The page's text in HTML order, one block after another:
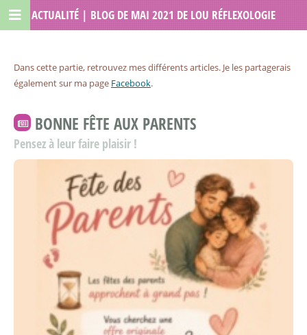
Dans cette partie, retrouvez mes différents articles. Je les partagerais
également sur ma page Facebook.
BONNE FÊTE AUX PARENTS
Pensez à leur faire plaisir !
ACTUALITÉ | BLOG DE MAI 2021 DE LOU RÉFLEXOLOGIE